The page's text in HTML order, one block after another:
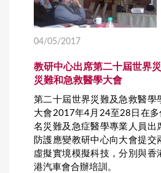
04/05/2017
教研中心出席第二十屆世界
災難和急救醫學大會
第二十屆世界災難及急救醫學
大會2017年4月24至28日在
名災難及急症醫學專業人員出
防護應變教研中心向大會提交
虛擬實境模擬科技，分別與香
港汽車會合辦培訓。